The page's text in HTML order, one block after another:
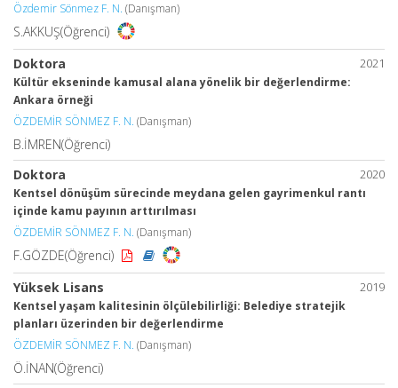
Özdemir Sönmez F. N. (Danışman)
S.AKKUŞ(Öğrenci)
2021
Doktora
Kültür ekseninde kamusal alana yönelik bir değerlendirme:
Ankara örneği
ÖZDEMİR SÖNMEZ F. N. (Danışman)
B.İMREN(Öğrenci)
2020
Doktora
Kentsel dönüşüm sürecinde meydana gelen gayrimenkul rantı
içinde kamu payının arttırılması
ÖZDEMİR SÖNMEZ F. N. (Danışman)
F.GÖZDE(Öğrenci)
2019
Yüksek Lisans
Kentsel yaşam kalitesinin ölçülebilirliği: Belediye stratejik
planları üzerinden bir değerlendirme
ÖZDEMİR SÖNMEZ F. N. (Danışman)
Ö.İNAN(Öğrenci)